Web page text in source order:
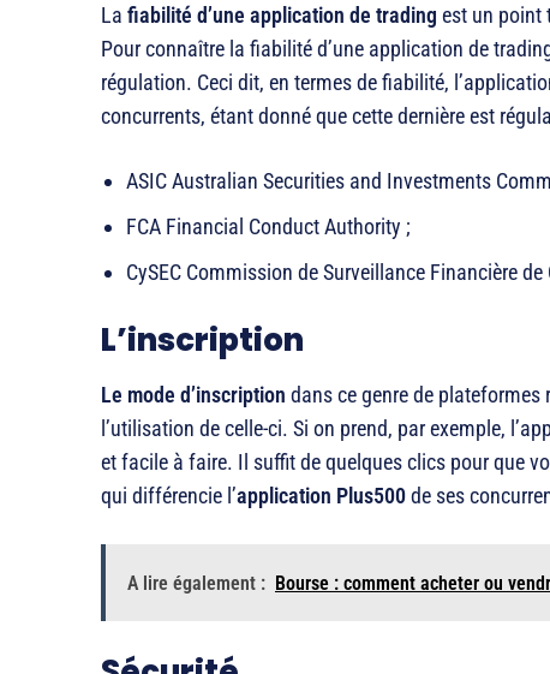
La fiabilité d’une application de trading est un point
Pour connaître la fiabilité d’une application de
régulation. Ceci dit, en termes de fiabilité,
concurrents, étant donné que cette dernière est
ASIC Australian Securities and Investments
FCA Financial Conduct Authority ;
CySEC Commission de Surveillance Financière de
L’inscription
Le mode d’inscription dans ce genre de
l’utilisation de celle-ci. Si on prend, par exemple,
et facile à faire. Il suffit de quelques clics pour que
qui différencie l’application Plus500de ses
A lire également : Bourse : comment acheter ou